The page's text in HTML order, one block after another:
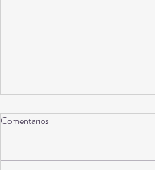
Comentarios